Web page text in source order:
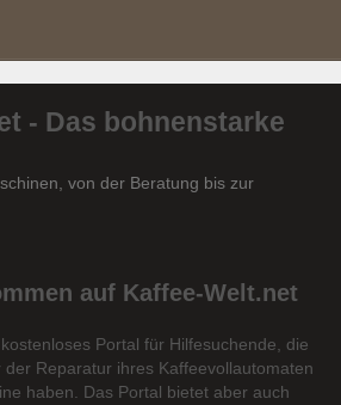
- Das bohnenstarke
von der Beratung bis zur
auf Kaffee-Welt.net
Portal für Hilfesuchende, die
Reparatur ihres Kaffeevollautomaten
haben. Das Portal bietet aber auch